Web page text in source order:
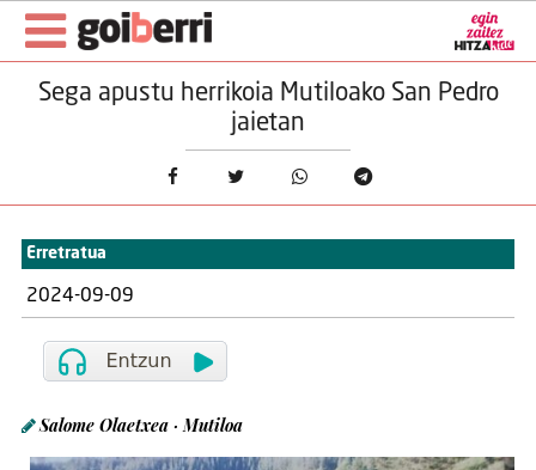
Sega apustu herrikoia Mutiloako San Pedro
jaietan
Erretratua
2024-09-09
Salome Olaetxea · Mutiloa